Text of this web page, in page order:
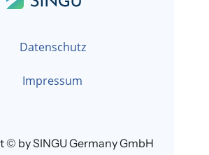
Datenschutz
Impressum
© by SINGU Germany GmbH